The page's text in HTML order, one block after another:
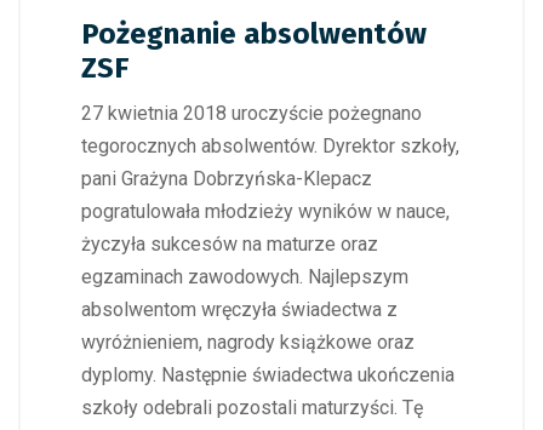
Pożegnanie absolwentów
ZSF
27 kwietnia 2018 uroczyście pożegnano
tegorocznych absolwentów. Dyrektor szkoły,
pani Grażyna Dobrzyńska-Klepacz
pogratulowała młodzieży wyników w nauce,
życzyła sukcesów na maturze oraz
egzaminach zawodowych. Najlepszym
absolwentom wręczyła świadectwa z
wyróżnieniem, nagrody książkowe oraz
dyplomy. Następnie świadectwa ukończenia
szkoły odebrali pozostali maturzyści. Tę